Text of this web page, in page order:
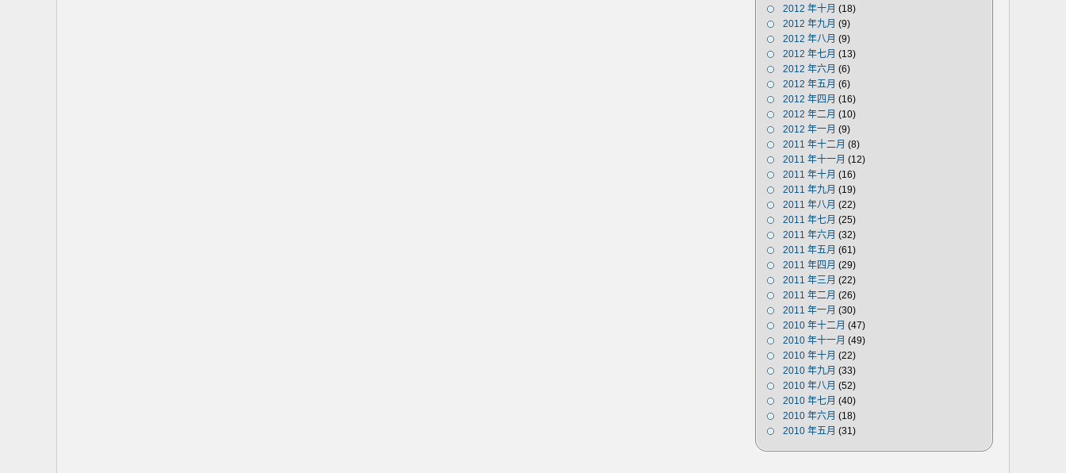
2012 年十月 (18)
2012 年九月 (9)
2012 年八月 (9)
2012 年七月 (13)
2012 年六月 (6)
2012 年五月 (6)
2012 年四月 (16)
2012 年二月 (10)
2012 年一月 (9)
2011 年十二月 (8)
2011 年十一月 (12)
2011 年十月 (16)
2011 年九月 (19)
2011 年八月 (22)
2011 年七月 (25)
2011 年六月 (32)
2011 年五月 (61)
2011 年四月 (29)
2011 年三月 (22)
2011 年二月 (26)
2011 年一月 (30)
2010 年十二月 (47)
2010 年十一月 (49)
2010 年十月 (22)
2010 年九月 (33)
2010 年八月 (52)
2010 年七月 (40)
2010 年六月 (18)
2010 年五月 (31)